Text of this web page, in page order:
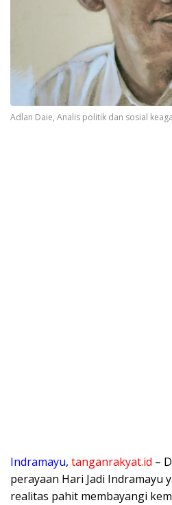
Adlan Daie, Analis politik dan sosial
Indramayu, tanganrakyat.id –
perayaan Hari Jadi Indramayu
realitas pahit membayangi